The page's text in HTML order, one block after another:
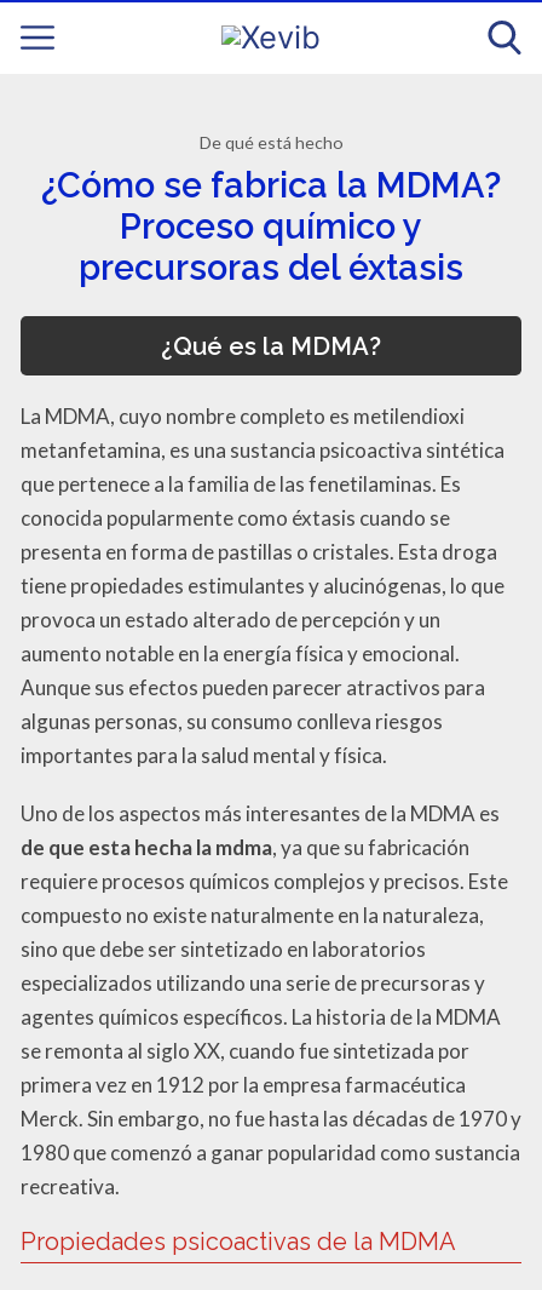
De qué está hecho
¿Cómo se fabrica la MDMA?
Proceso químico y
precursoras del éxtasis
¿Qué es la MDMA?
La MDMA, cuyo nombre completo es metilendioxi
metanfetamina, es una sustancia psicoactiva sintética
que pertenece a la familia de las fenetilaminas. Es
conocida popularmente como éxtasis cuando se
presenta en forma de pastillas o cristales. Esta droga
tiene propiedades estimulantes y alucinógenas, lo que
provoca un estado alterado de percepción y un
aumento notable en la energía física y emocional.
Aunque sus efectos pueden parecer atractivos para
algunas personas, su consumo conlleva riesgos
importantes para la salud mental y física.
Uno de los aspectos más interesantes de la MDMA es
de que esta hecha la mdma, ya que su fabricación
requiere procesos químicos complejos y precisos. Este
compuesto no existe naturalmente en la naturaleza,
sino que debe ser sintetizado en laboratorios
especializados utilizando una serie de precursoras y
agentes químicos específicos. La historia de la MDMA
se remonta al siglo XX, cuando fue sintetizada por
primera vez en 1912 por la empresa farmacéutica
Merck. Sin embargo, no fue hasta las décadas de 1970 y
1980 que comenzó a ganar popularidad como sustancia
recreativa.
Propiedades psicoactivas de la MDMA